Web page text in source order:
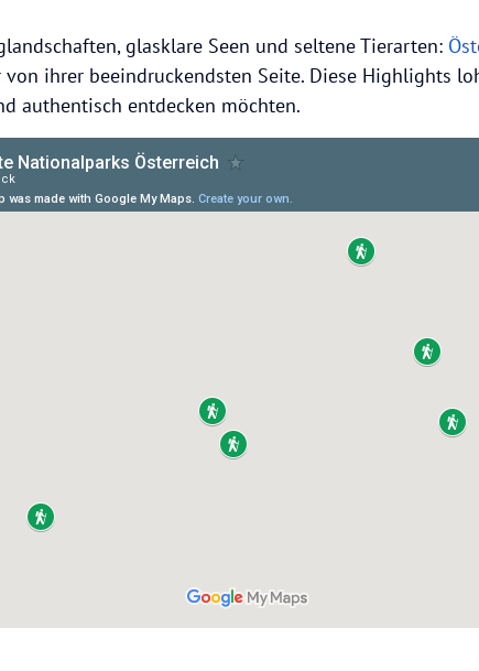
glasklare Seen und seltene Tierarten:
ihrer beeindruckendsten Seite. Diese Highlights
authentisch entdecken möchten.